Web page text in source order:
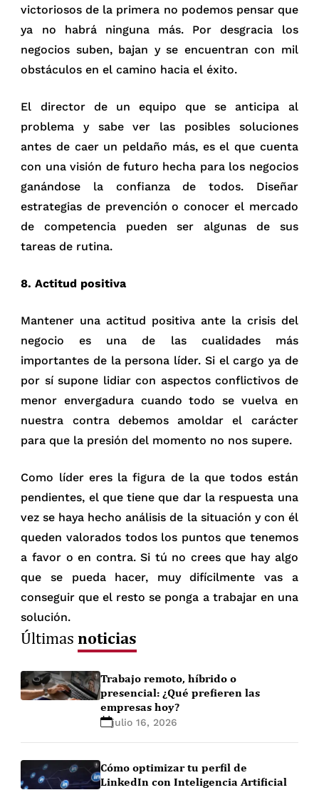
victoriosos de la primera no podemos pensar que
ya no habrá ninguna más. Por desgracia los
negocios suben, bajan y se encuentran con mil
obstáculos en el camino hacia el éxito.
El director de un equipo que se anticipa al
problema y sabe ver las posibles soluciones
antes de caer un peldaño más, es el que cuenta
con una visión de futuro hecha para los negocios
ganándose la confianza de todos. Diseñar
estrategias de prevención o conocer el mercado
de competencia pueden ser algunas de sus
tareas de rutina.
8. Actitud positiva
Mantener una actitud positiva ante la crisis del
negocio es una de las cualidades más
importantes de la persona líder. Si el cargo ya de
por sí supone lidiar con aspectos conflictivos de
menor envergadura cuando todo se vuelva en
nuestra contra debemos amoldar el carácter
para que la presión del momento no nos supere.
Como líder eres la figura de la que todos están
pendientes, el que tiene que dar la respuesta una
vez se haya hecho análisis de la situación y con él
queden valorados todos los puntos que tenemos
a favor o en contra. Si tú no crees que hay algo
que se pueda hacer, muy difícilmente vas a
conseguir que el resto se ponga a trabajar en una
solución.
Últimasnoticias
Trabajo remoto, híbrido o
presencial: ¿Qué prefieren las
empresas hoy?
julio 16, 2026
Cómo optimizar tu perfil de
LinkedIn con Inteligencia Artificial